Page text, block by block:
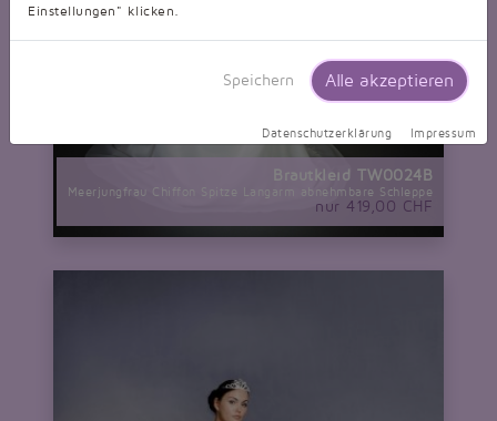
Brautkleid TW0024B
Meerjungfrau Chiffon Spitze Langarm abnehmbare Schleppe
nur 419,00 CHF
Einstellungen" klicken.
Speichern Alle akzeptieren
Datenschutzerklärung Impressum